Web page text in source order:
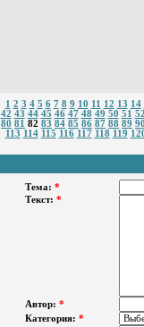
1 2 3 4 5 6 7 8 9 10 11 12 13 14
42 43 44 45 46 47 48 49 50 51
80 81 82 83 84 85 86 87 88 89
113 114 115 116 117 118 119
Тема: *
Текст: *
Автор: *
Категория: *